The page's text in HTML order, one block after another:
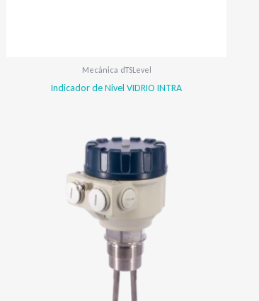
Mecánica dTSLevel
Indicador de Nivel VIDRIO INTRA